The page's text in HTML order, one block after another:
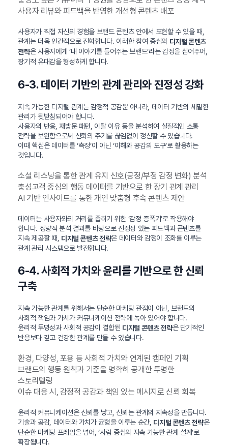
사용자 리뷰와 피드백을 반영한 개선형 콘텐츠 배포
사용자가 직접 자신의 경험을 브랜드 콘텐츠 안에서 표현할 수 있을 때,
관계는 더욱 인간적으로 진화합니다. 이러한 참여 중심의 디지털 콘텐츠
전략은 사용자에게 ‘내 이야기를 들어주는 브랜드’라는 감정을 심어주어,
장기적 유대감을 형성하게 합니다.
6-3. 데이터 기반의 관계 관리와 진정성 강화
지속 가능한 디지털 관계는 감정적 공감뿐 아니라, 데이터 기반의 세밀한
관리가 뒷받침되어야 합니다.
사용자의 반응, 재방문 패턴, 이탈 이유 등을 분석하여 실질적인 소통
전략을 보완함으로써 신뢰의 주기를 끊임없이 갱신할 수 있습니다.
이때 핵심은 데이터를 ‘측정’이 아닌 ‘이해와 공감의 도구’로 활용하는
것입니다.
소셜 리스닝을 통한 관계 유지 신호(긍정/부정 감정 변화) 분석
충성고객 중심의 행동 데이터를 기반으로 한 장기 관계 관리
AI 기반 인사이트를 통한 개인 맞춤형 후속 콘텐츠 제안
데이터는 사용자와의 거리를 좁히기 위한 ‘감정 증폭기’로 작용해야
합니다. 정량적 분석 결과를 바탕으로 진정성 있는 피드백과 콘텐츠를
지속 제공할 때, 디지털 콘텐츠 전략은 데이터와 감정이 조화를 이루는
관계 관리 시스템으로 발전합니다.
6-4. 사회적 가치와 윤리를 기반으로 한 신뢰
구축
지속 가능한 관계를 위해서는 단순한 마케팅 관점이 아닌, 브랜드의
사회적 책임과 가치가 커뮤니케이션 전략에 녹아 있어야 합니다.
윤리적 투명성과 사회적 공감이 결합된 디지털 콘텐츠 전략은 단기적인
반응보다 깊고 건강한 관계를 만들 수 있습니다.
환경, 다양성, 포용 등 사회적 가치와 연계된 캠페인 기획
브랜드의 행동 원칙과 기준을 명확히 공개한 투명한
스토리텔링
이슈 대응 시, 감정적 공감과 책임 있는 메시지로 신뢰 회복
윤리적 커뮤니케이션은 신뢰를 낳고, 신뢰는 관계의 지속성을 만듭니다.
기술과 공감, 데이터와 가치가 균형을 이루는 순간, 디지털 콘텐츠 전략은
단순한 마케팅 프레임을 넘어, ‘사람 중심의 지속 가능한 관계 설계’로
확장됩니다.